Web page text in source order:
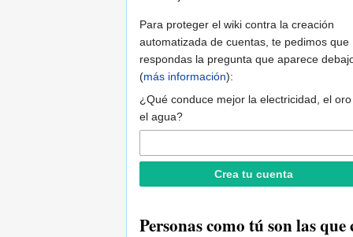
Para proteger el wiki contra la creación
automatizada de cuentas, te pedimos que
respondas la pregunta que aparece
(más información):
¿Qué conduce mejor la electricidad, el
el agua?
Personas como tú son las